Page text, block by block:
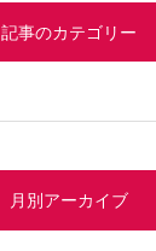
記事のカテゴリー
月別アーカイブ